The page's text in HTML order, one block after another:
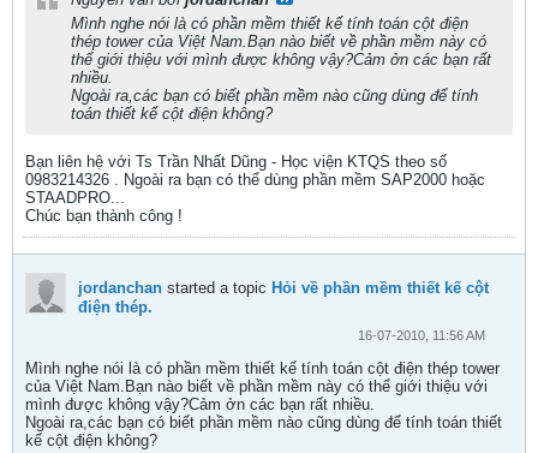
Mình nghe nói là có phần mềm thiết kế tính toán cột điện
thép tower của Việt Nam.Bạn nào biết về phần mềm này có
thể giới thiệu với mình được không vậy?Cảm ởn các bạn rất
nhiều.
Ngoài ra,các bạn có biết phần mềm nào cũng dùng để tính
toán thiết kế cột điện không?
Bạn liên hệ với Ts Trần Nhất Dũng - Học viện KTQS theo số
0983214326 . Ngoài ra bạn có thể dùng phần mềm SAP2000 hoặc
STAADPRO...
Chúc bạn thành công !
jordanchan started a topic Hỏi về phần mềm thiết kế cột
điện thép.
16-07-2010, 11:56 AM
Mình nghe nói là có phần mềm thiết kế tính toán cột điện thép tower
của Việt Nam.Bạn nào biết về phần mềm này có thể giới thiệu với
mình được không vậy?Cảm ởn các bạn rất nhiều.
Ngoài ra,các bạn có biết phần mềm nào cũng dùng để tính toán thiết
kế cột điện không?